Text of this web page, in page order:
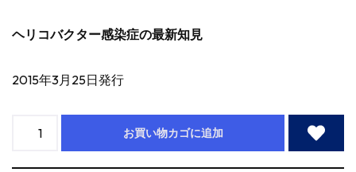
ヘリコバクター感染症の最新知見
2015年3月25日発行
お買い物カゴに追加